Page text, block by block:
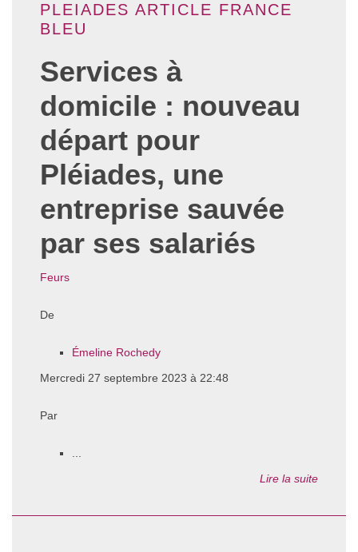
PLEIADES ARTICLE FRANCE
BLEU
Services à
domicile : nouveau
départ pour
Pléiades, une
entreprise sauvée
par ses salariés
Feurs
De
Émeline Rochedy
Mercredi 27 septembre 2023 à 22:48
Par
Lire la suite